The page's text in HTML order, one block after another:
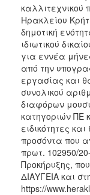
καλλιτεχνικού
Ηρακλείου
δημοτική
ιδιωτικού
για εννέα
από την
εργασίας και
συνολικού
διαφόρων
κατηγοριών ΠΕ
ειδικότητες
προσόντα που
πρωτ. 102950/
Προκήρυξης,
ΔΙΑΥΓΕΙΑ και
https://